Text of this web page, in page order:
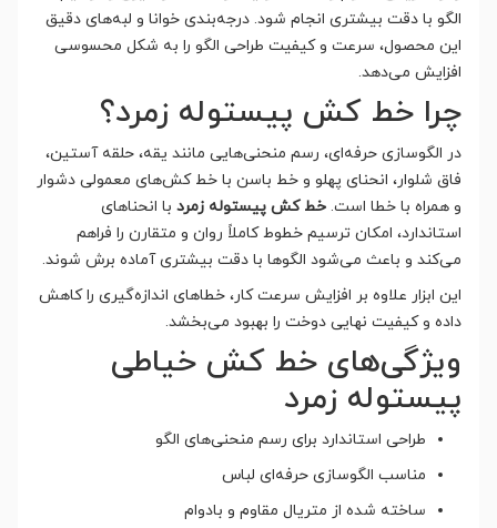
الگو با دقت بیشتری انجام شود. درجه‌بندی خوانا و لبه‌های دقیق
این محصول، سرعت و کیفیت طراحی الگو را به شکل محسوسی
افزایش می‌دهد.
چرا خط کش پیستوله زمرد؟
در الگوسازی حرفه‌ای، رسم منحنی‌هایی مانند یقه، حلقه آستین،
فاق شلوار، انحنای پهلو و خط باسن با خط کش‌های معمولی دشوار
و همراه با خطا است. خط کش پیستوله زمرد با انحناهای
استاندارد، امکان ترسیم خطوط کاملاً روان و متقارن را فراهم
می‌کند و باعث می‌شود الگوها با دقت بیشتری آماده برش شوند.
این ابزار علاوه بر افزایش سرعت کار، خطاهای اندازه‌گیری را کاهش
داده و کیفیت نهایی دوخت را بهبود می‌بخشد.
ویژگی‌های خط کش خیاطی
پیستوله زمرد
طراحی استاندارد برای رسم منحنی‌های الگو
مناسب الگوسازی حرفه‌ای لباس
ساخته شده از متریال مقاوم و بادوام